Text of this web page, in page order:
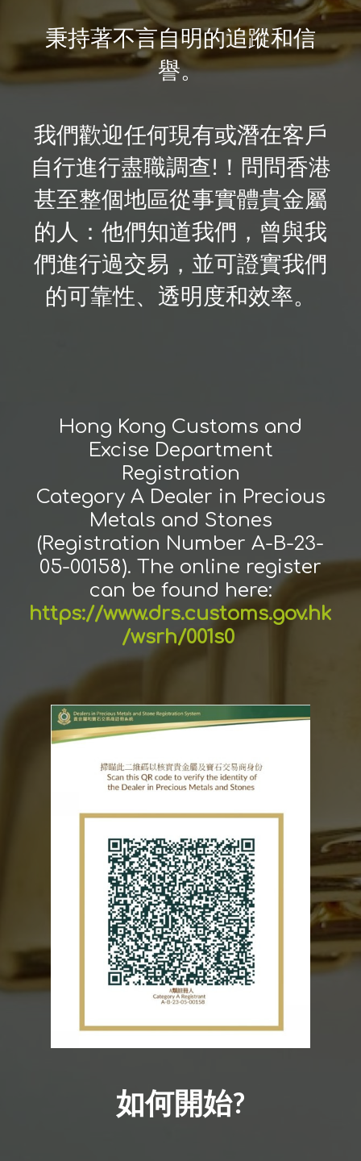
秉持著不言自明的追蹤和信
譽。
我們歡迎任何現有或潛在客戶
自行進行盡職調查! ！問問香港
甚至整個地區從事實體貴金屬
的人：他們知道我們，曾與我
們進行過交易，並可證實我們
的可靠性、透明度和效率。
Hong Kong Customs and
Excise Department
Registration
Category A Dealer in Precious
Metals and Stones
(Registration Number A-B-23-
05-00158). The online register
can be found here:
https://www.drs.customs.gov.hk
/wsrh/001s0
如何開始?